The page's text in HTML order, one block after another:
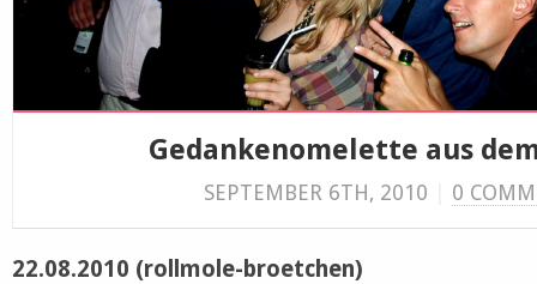
Gedankenomelette aus
SEPTEMBER 6TH, 2010 0
22.08.2010 (rollmole-broetchen)